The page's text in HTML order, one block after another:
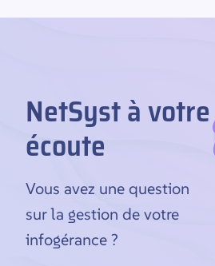
NetSyst à votre
écoute
Vous avez une question
sur la gestion de votre
infogérance ?